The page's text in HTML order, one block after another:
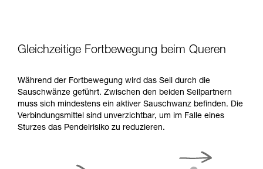
Gleichzeitige Fortbewegung beim Queren
Während der Fortbewegung wird das Seil durch die
Sauschwänze geführt. Zwischen den beiden Seilpartnern
muss sich mindestens ein aktiver Sauschwanz befinden. Die
Verbindungsmittel sind unverzichtbar, um im Falle eines
Sturzes das Pendelrisiko zu reduzieren.